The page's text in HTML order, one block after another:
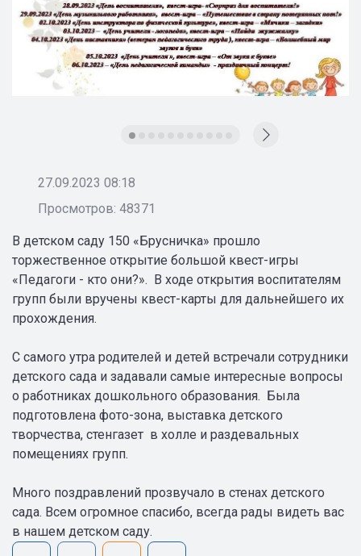
27.09.2023 08:18
Просмотров: 48371
В детском саду 150 «Брусничка» прошло
торжественное открытие большой квест-игры
«Педагоги - кто они?». В ходе открытия воспитателям
групп были вручены квест-карты для дальнейшего их
прохождения.
С самого утра родителей и детей встречали сотрудники
детского сада и задавали самые интересные вопросы
о работниках дошкольного образования. Была
подготовлена фото-зона, выставка детского
творчества, стенгазет в холле и раздевальных
помещениях групп.
Много поздравлений прозвучало в стенах детского
сада. Всем огромное спасибо, всегда рады видеть вас
в нашем детском саду.